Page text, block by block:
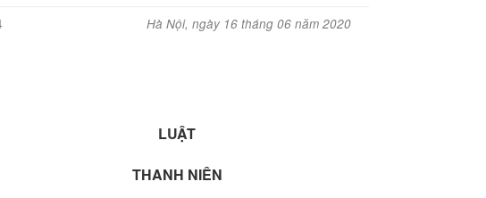
Hà Nội, ngày 16 tháng 06 năm 2020
LUẬT
THANH NIÊN